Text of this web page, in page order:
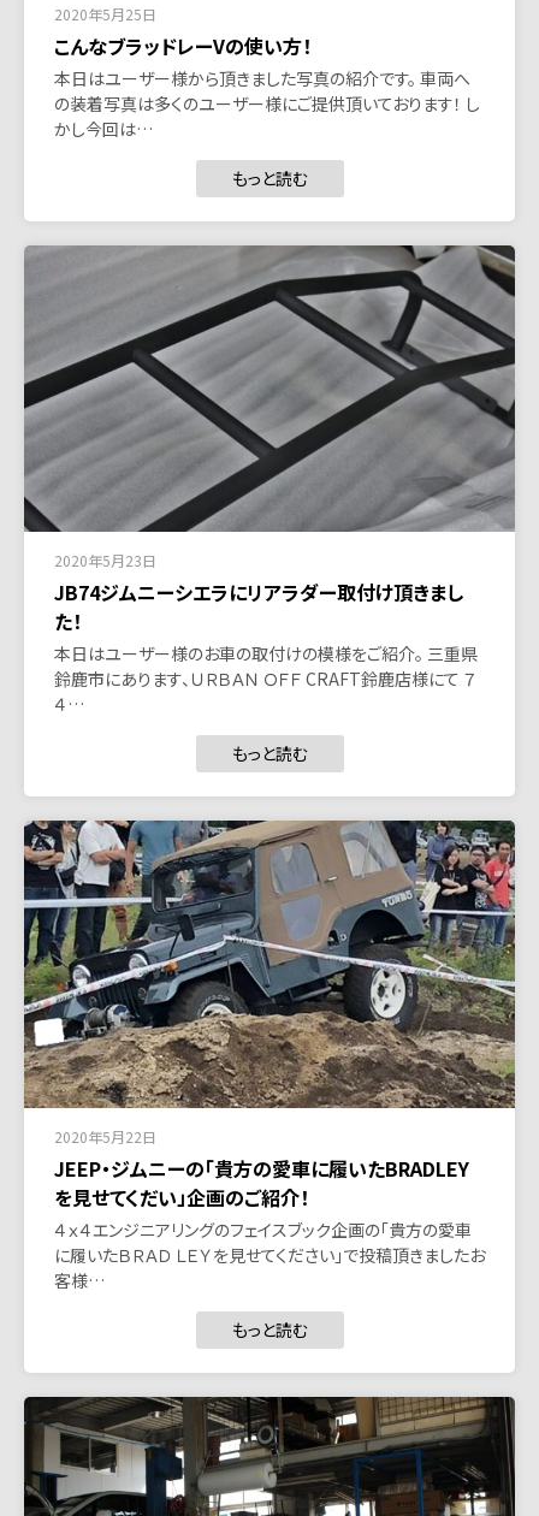
2020年5月25日
こんなブラッドレーVの使い方！
本日はユーザー様から頂きました写真の紹介です。 車両へ
の装着写真は多くのユーザー様にご提供頂いております！ し
かし今回は…
もっと読む
2020年5月23日
JB74ジムニーシエラにリアラダー取付け頂きまし
た！
本日はユーザー様のお車の取付けの模様をご紹介。 三重県
鈴鹿市にあります、ＵＲＢＡＮ ＯＦＦ CRAFT鈴鹿店様にて ７
４…
もっと読む
2020年5月22日
JEEP・ジムニーの「貴方の愛車に履いたBRADLEY
を見せてくだい」企画のご紹介！
４ｘ４エンジニアリングのフェイスブック企画の「貴方の愛車
に履いたＢＲＡＤ ＬＥＹを見せてください」で投稿頂きましたお
客様…
もっと読む